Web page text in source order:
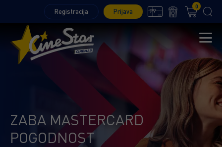
Registracija Prijava
0
ZABA MASTERCARD
POGODNOST